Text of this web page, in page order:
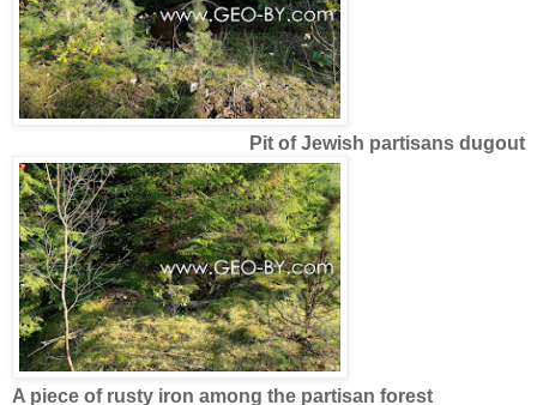
Pit of Jewish partisans dugout
A piece of rusty iron among the partisan forest